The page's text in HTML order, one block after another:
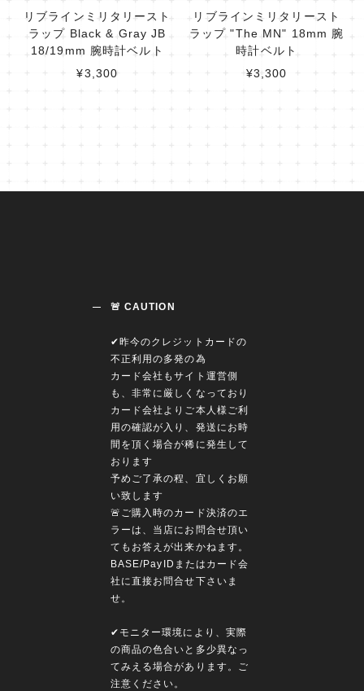
リブラインミリタリースト
ラップ Black & Gray JB
18/19mm 腕時計ベルト
¥3,300
リブラインミリタリースト
ラップ "The MN" 18mm 腕
時計ベルト
¥3,300
🚨 CAUTION
✔︎昨今のクレジットカードの
不正利用の多発の為
カード会社もサイト運営側
も、非常に厳しくなっており
カード会社よりご本人様ご利
用の確認が入り、発送にお時
間を頂く場合が稀に発生して
おります
予めご了承の程、宜しくお願
い致します
🚨ご購入時のカード決済のエ
ラーは、当店にお問合せ頂い
てもお答えが出来かねます。
BASE/PayIDまたはカード会
社に直接お問合せ下さいま
せ。
✔︎モニター環境により、実際
の商品の色合いと多少異なっ
てみえる場合があります。ご
注意ください。